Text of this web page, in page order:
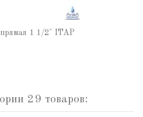
1 1/2" ITAP
29 товаров: